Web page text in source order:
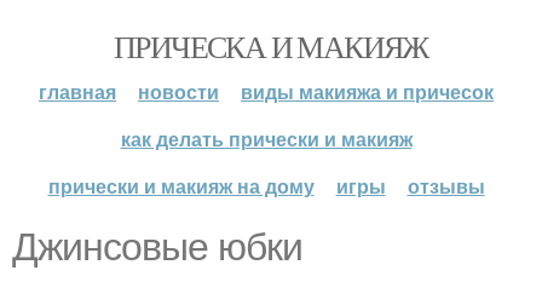
ПРИЧЕСКА И МАКИЯЖ
главная новости
виды макияжа и причесок
как делать прически и макияж
прически и макияж на дому
игры отзывы
Джинсовые юбки